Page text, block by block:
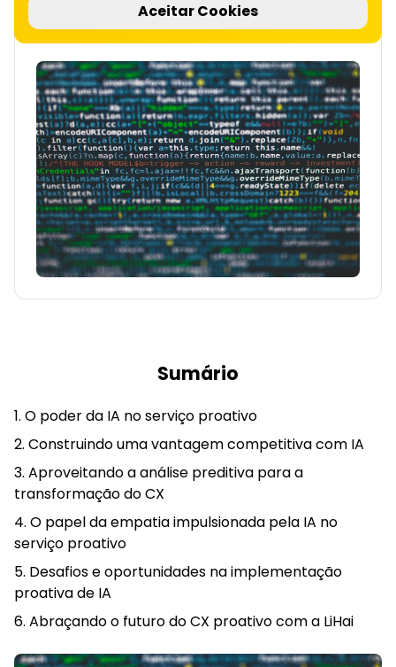
5 minutos de leitura
Sumário
O poder da IA no serviço proativo
Construindo uma vantagem competitiva com IA
Aproveitando a análise preditiva para a
transformação do CX
O papel da empatia impulsionada pela IA no
serviço proativo
Desafios e oportunidades na implementação
proativa de IA
Abraçando o futuro do CX proativo com a LiHai
Aceitar Cookies